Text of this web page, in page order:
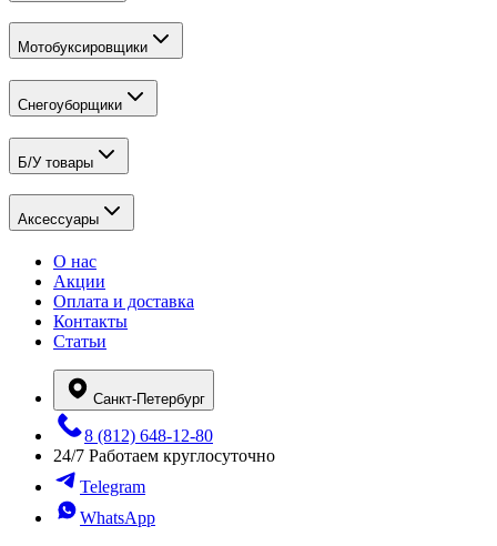
Мотобуксировщики
Снегоуборщики
Б/У товары
Аксессуары
О нас
Акции
Оплата и доставка
Контакты
Статьи
Санкт-Петербург
8 (812) 648-12-80
24/7 Работаем круглосуточно
Telegram
WhatsApp